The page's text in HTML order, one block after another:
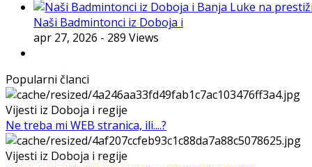
Naši Badmintonci iz Doboja i
apr 27, 2026 - 289 Views
Popularni članci
Vijesti iz Doboja i regije
Ne treba mi WEB stranica, ili....?
Vijesti iz Doboja i regije